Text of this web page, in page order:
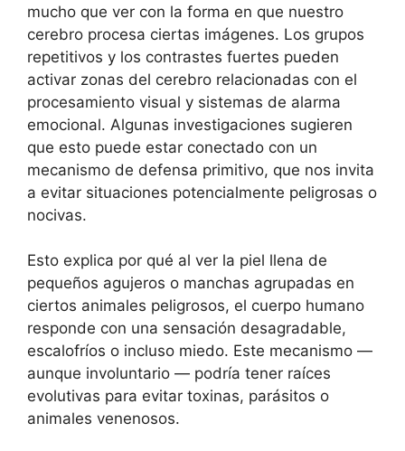
mucho que ver con la forma en que nuestro
cerebro procesa ciertas imágenes. Los grupos
repetitivos y los contrastes fuertes pueden
activar zonas del cerebro relacionadas con el
procesamiento visual y sistemas de alarma
emocional. Algunas investigaciones sugieren
que esto puede estar conectado con un
mecanismo de defensa primitivo, que nos invita
a evitar situaciones potencialmente peligrosas o
nocivas.
Esto explica por qué al ver la piel llena de
pequeños agujeros o manchas agrupadas en
ciertos animales peligrosos, el cuerpo humano
responde con una sensación desagradable,
escalofríos o incluso miedo. Este mecanismo —
aunque involuntario — podría tener raíces
evolutivas para evitar toxinas, parásitos o
animales venenosos.